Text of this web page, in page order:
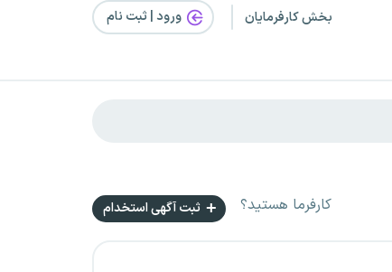
بخش کارفرمایان ورود | ثبت‌ نام
کارفرما هستید؟ ثبت آگهی استخدام